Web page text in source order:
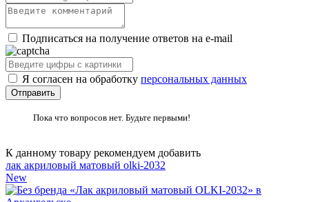
Подписаться на получение ответов на e-mail
Я согласен на обработку персональных данных
Пока что вопросов нет. Будьте первыми!
К данному товару рекомендуем добавить
лак акриловый матовый olki-2032
New